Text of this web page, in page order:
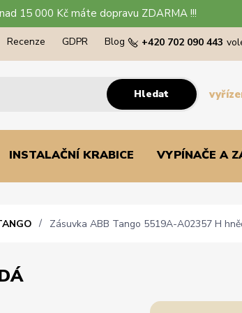
15 000 Kč máte dopravu ZDARMA !!!
Recenze GDPR Blog
Hledat
+420 702 090 443
INSTALAČNÍ KRABICE VYPÍNAČE A
Zásuvka ABB Tango 5519A-A02357 H